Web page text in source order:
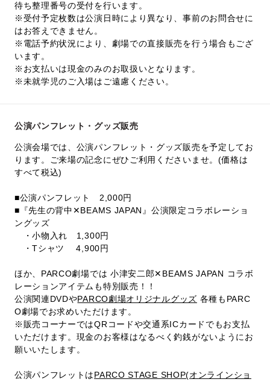
待ち整理番号の受付を行います。
※受付予定枚数は公演日時により異なり、事前のお問合せに
はお答えできません。
※電話予約状況により、劇場での直接販売を行う場合もござ
います。
※お支払いは現金のみのお取扱いとなります。
※未就学児のご入場はご遠慮ください。
公演パンフレット・グッズ販売
公演会場では、公演パンフレット・グッズ販売を予定してお
ります。ご来場の記念にぜひご利用くださいませ。(価格は
すべて税込)
■公演パンフレット 2,000円
■『先生の背中✕BEAMS JAPAN』公演限定コラボレーショ
ングッズ
・小物入れ 1,300円
・Tシャツ 4,900円
ほか、PARCO劇場では 小津安二郎✕BEAMS JAPAN コラボ
レーションアイテムも特別販売！！
公演関連DVDやPARCO劇場オリジナルグッズ 各種もPARC
O劇場でお求めいただけます。
※販売コーナーではQRコードや交通系ICカードでもお支払
いただけます。現金のお客様はなるべく釣銭がないようにお
願いいたします。
公演パンフレットはPARCO STAGE SHOP(オンラインショ